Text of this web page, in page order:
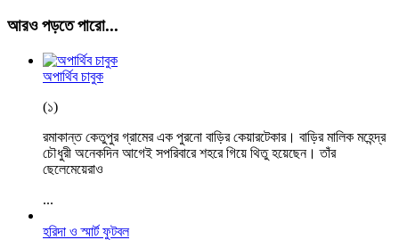
আরও পড়তে পারো...
অপার্থিব চাবুক
(১)
রমাকান্ত কেতুপুর গ্রামের এক পুরনো বাড়ির কেয়ারটেকার। বাড়ির মালিক মহেন্দ্র
চৌধুরী অনেকদিন আগেই সপরিবারে শহরে গিয়ে থিতু হয়েছেন। তাঁর
ছেলেমেয়েরাও
...
হরিদা ও স্মার্ট ফুটবল